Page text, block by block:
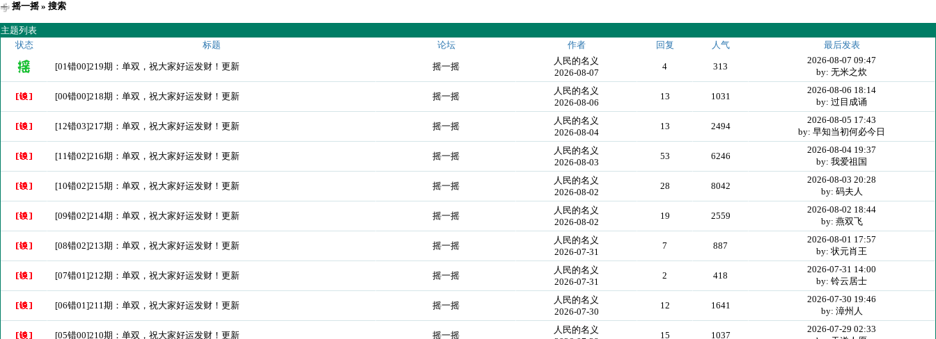
摇一摇» 搜索
主题列表
状态
标题 论坛 作者 回复 人气 最后发表
[01错00]219期：单双，祝大家好运发财！更新 摇一摇
人民的名义
2026-08-07
4 313
2026-08-07 09:47
by: 无米之炊
[00错00]218期：单双，祝大家好运发财！更新 摇一摇
人民的名义
2026-08-06
13 1031
2026-08-06 18:14
by: 过目成诵
[12错03]217期：单双，祝大家好运发财！更新 摇一摇
人民的名义
2026-08-04
13 2494
2026-08-05 17:43
by: 早知当初何必今日
[11错02]216期：单双，祝大家好运发财！更新 摇一摇
人民的名义
2026-08-03
53 6246
2026-08-04 19:37
by: 我爱祖国
[10错02]215期：单双，祝大家好运发财！更新 摇一摇
人民的名义
2026-08-02
28 8042
2026-08-03 20:28
by: 码夫人
[09错02]214期：单双，祝大家好运发财！更新 摇一摇
人民的名义
2026-08-02
19 2559
2026-08-02 18:44
by: 燕双飞
[08错02]213期：单双，祝大家好运发财！更新 摇一摇
人民的名义
2026-07-31
7 887
2026-08-01 17:57
by: 状元肖王
[07错01]212期：单双，祝大家好运发财！更新 摇一摇
人民的名义
2026-07-31
2 418
2026-07-31 14:00
by: 铃云居士
[06错01]211期：单双，祝大家好运发财！更新 摇一摇
人民的名义
2026-07-30
12 1641
2026-07-30 19:46
by: 漳州人
[05错00]210期：单双，祝大家好运发财！更新 摇一摇
人民的名义
15 1037
2026-07-29 02:33